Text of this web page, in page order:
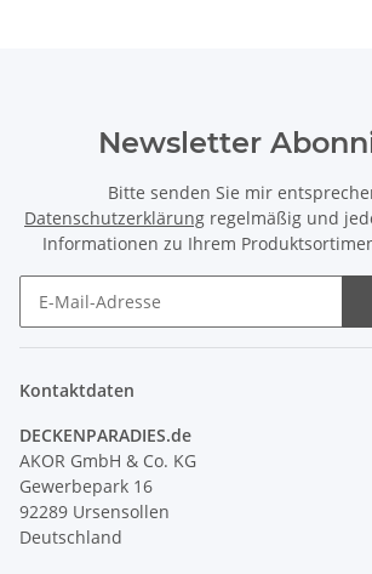
Newsletter
Bitte senden Sie mir
Datenschutzerklärung regelmäßig und
Informationen zu Ihrem
Kontaktdaten
DECKENPARADIES.de
AKOR GmbH & Co. KG
Gewerbepark 16
92289 Ursensollen
Deutschland